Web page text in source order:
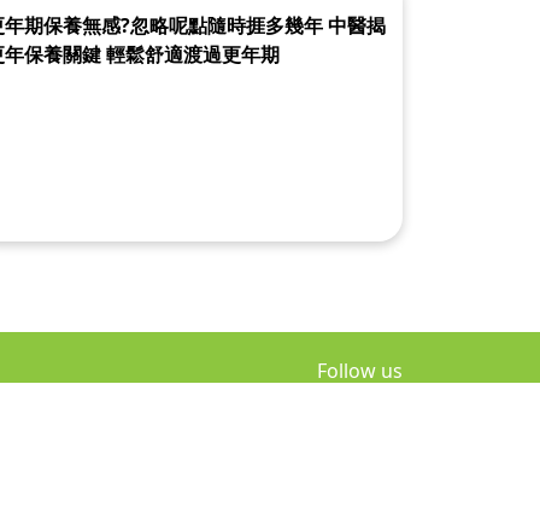
年期保養無感?忽略呢點隨時捱多幾年 中醫揭
年保養關鍵 輕鬆舒適渡過更年期
Follow us